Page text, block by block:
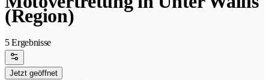
(Region)
5 Ergebnisse
Jetzt geöffnet